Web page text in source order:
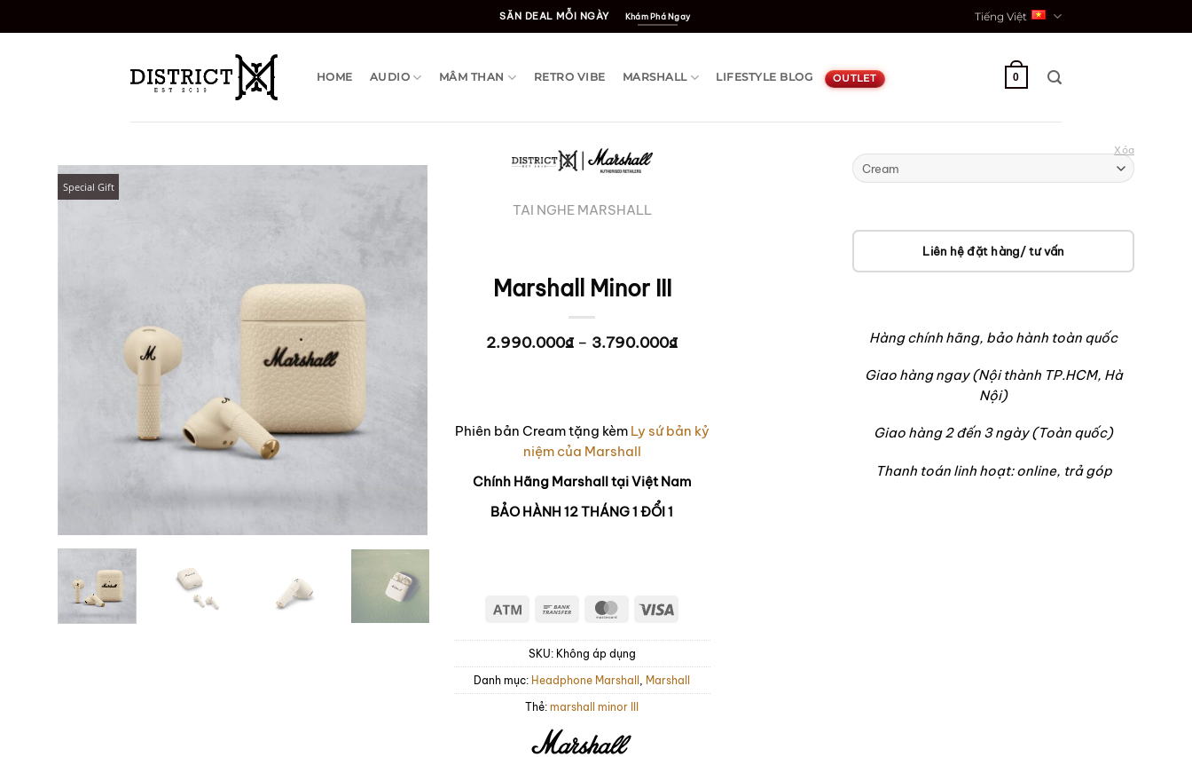
qua
SĂN DEAL MỖI NGÀY Khám Phá Ngay Tiếng Việt
HOME AUDIO MÂM THAN RETRO VIBE MARSHALL LIFESTYLE BLOG OUTLET 0
Special Gift
TAI NGHE MARSHALL
Marshall Minor III
2.990.000₫ – 3.790.000₫
Phiên bản Cream tặng kèm Ly sứ bản kỷ
niệm của Marshall
Chính Hãng Marshall tại Việt Nam
BẢO HÀNH 12 THÁNG 1 ĐỔI 1
Atm
Bank
MasterCard
SKU: Không áp dụng
Danh mục: Headphone Marshall , Marshall
Thẻ:marshall minor III
Xóa
Liên hệ đặt hàng/ tư vấn
Hàng chính hãng, bảo hành toàn quốc
Giao hàng ngay (Nội thành TP.HCM, Hà
Nội)
Giao hàng 2 đến 3 ngày (Toàn quốc)
Thanh toán linh hoạt: online, trả góp